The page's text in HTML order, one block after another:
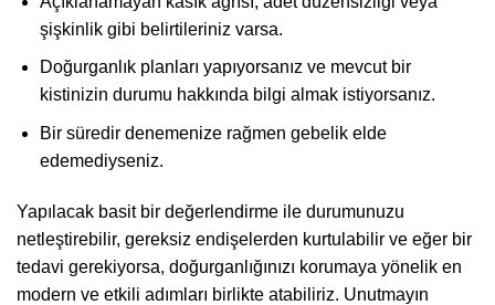
şişkinlik gibi belirtileriniz varsa.
Doğurganlık planları yapıyorsanız ve mevcut bir
kistinizin durumu hakkında bilgi almak istiyorsanız.
Bir süredir denemenize rağmen gebelik elde
edemediyseniz.
Yapılacak basit bir değerlendirme ile durumunuzu
netleştirebilir, gereksiz endişelerden kurtulabilir ve eğer bir
tedavi gerekiyorsa, doğurganlığınızı korumaya yönelik en
modern ve etkili adımları birlikte atabiliriz. Unutmayın